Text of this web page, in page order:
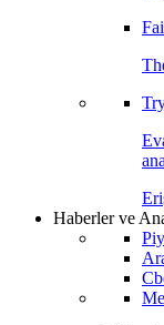
Haberler ve